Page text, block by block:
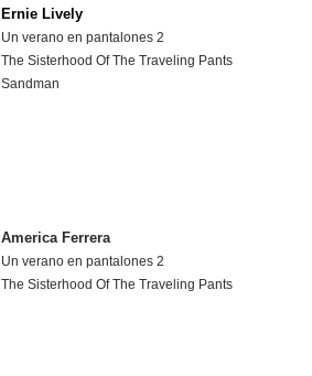
Ernie Lively
Un verano en pantalones 2
The Sisterhood Of The Traveling Pants
Sandman
America Ferrera
Un verano en pantalones 2
The Sisterhood Of The Traveling Pants